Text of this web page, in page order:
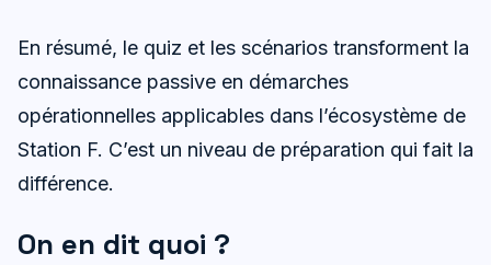
En résumé, le quiz et les scénarios transforment la
connaissance passive en démarches
opérationnelles applicables dans l’écosystème de
Station F. C’est un niveau de préparation qui fait la
différence.
On en dit quoi ?